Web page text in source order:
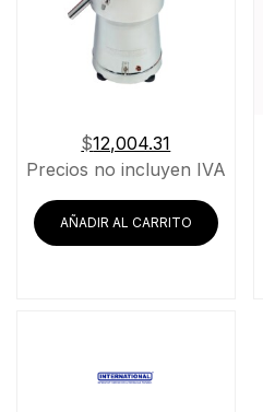
$12,004.31
Precios no incluyen IVA
AÑADIR AL CARRITO